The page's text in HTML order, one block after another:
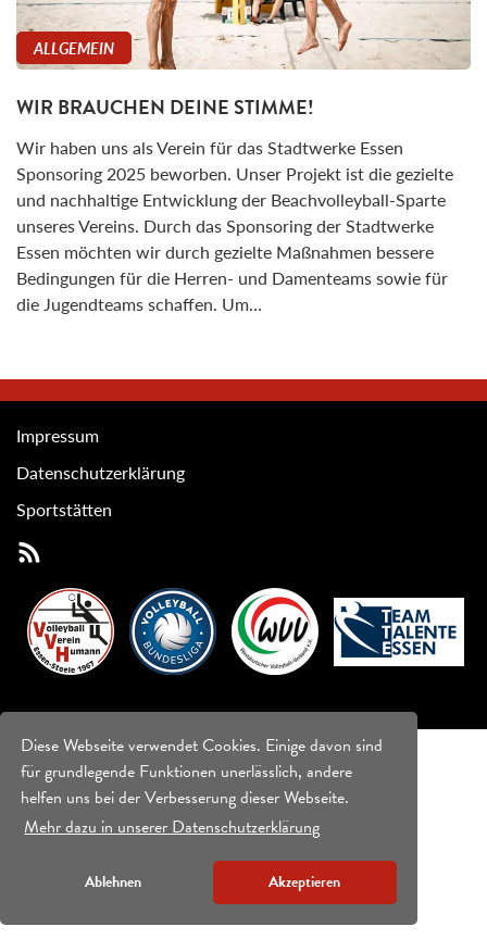
Diese Webseite verwendet Cookies. Einige davon sind
für grundlegende Funktionen unerlässlich, andere
helfen uns bei der Verbesserung dieser Webseite.
Mehr dazu in unserer Datenschutzerklärung
Ablehnen Akzeptieren
ALLGEMEIN
WIR BRAUCHEN DEINE STIMME!
Wir haben uns als Verein für das Stadtwerke Essen
Sponsoring 2025 beworben. Unser Projekt ist die gezielte
und nachhaltige Entwicklung der Beachvolleyball-Sparte
unseres Vereins. Durch das Sponsoring der Stadtwerke
Essen möchten wir durch gezielte Maßnahmen bessere
Bedingungen für die Herren- und Damenteams sowie für
die Jugendteams schaffen. Um…
Impressum
Datenschutzerklärung
Sportstätten